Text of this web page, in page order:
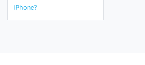
iPhone?